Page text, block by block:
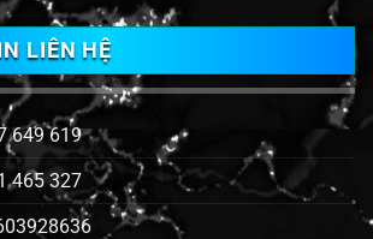
LIÊN HỆ
649 619
465 327